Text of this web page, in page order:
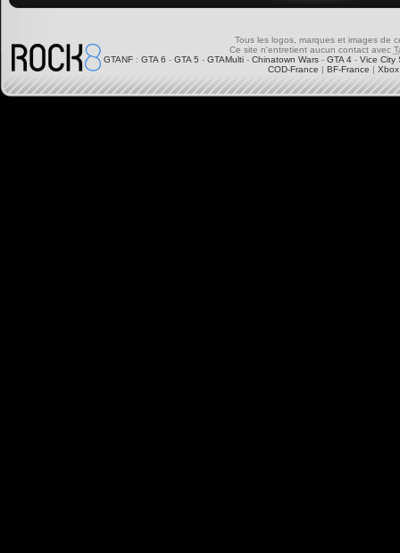
Tous les logos, marques et images de
Ce site n'entretient aucun contact avec
GTANF : GTA 6 - GTA 5 - GTAMulti - Chinatown Wars - GTA 4 - Vice City
COD-France | BF-France |